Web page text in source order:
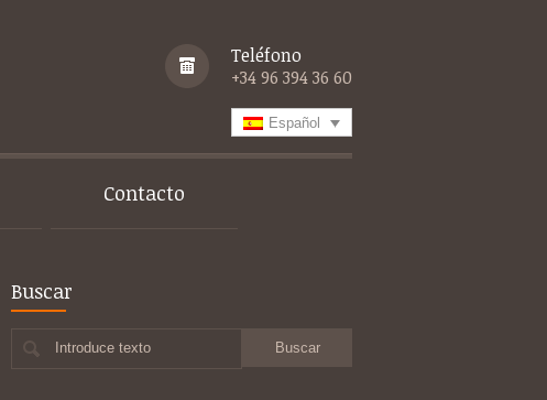
Teléfono
+34 96 394 36 60
Español
Contacto
Buscar
Introduce texto